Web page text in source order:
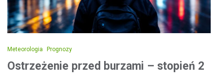
Meteorologia Prognozy
Ostrzeżenie przed burzami – stopień 2